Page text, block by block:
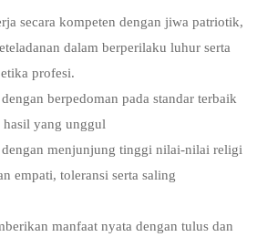
secara kompeten dengan jiwa patriotik,
dalam berperilaku luhur serta
profesi.
berpedoman pada standar terbaik
yang unggul
dengan menjunjung tinggi nilai-nilai religi
empati, toleransi serta saling
manfaat nyata dengan tulus dan